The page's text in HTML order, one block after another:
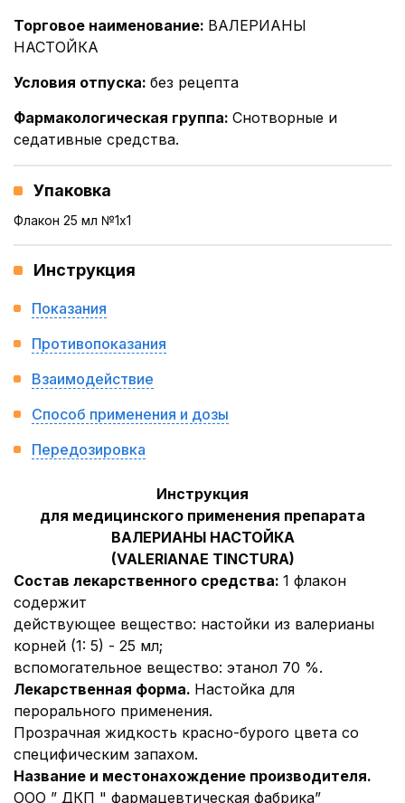
Торговое наименование: ВАЛЕРИАНЫ
НАСТОЙКА
Условия отпуска: без рецепта
Фармакологическая группа: Снотворные и
седативные средства.
Упаковка
Флакон 25 мл №1x1
Инструкция
Показания
Противопоказания
Взаимодействие
Способ применения и дозы
Передозировка
Инструкция
для медицинского применения препарата
ВАЛЕРИАНЫ НАСТОЙКА
(VALERIANAE TINCTURA)
Состав лекарственного средства: 1 флакон
содержит
действующее вещество: настойки из валерианы
корней (1: 5) - 25 мл;
вспомогательное вещество: этанол 70 %.
Лекарственная форма. Настойка для
перорального применения.
Прозрачная жидкость красно-бурого цвета со
специфическим запахом.
Название и местонахождение производителя.
ООО ” ДКП " фармацевтическая фабрика”